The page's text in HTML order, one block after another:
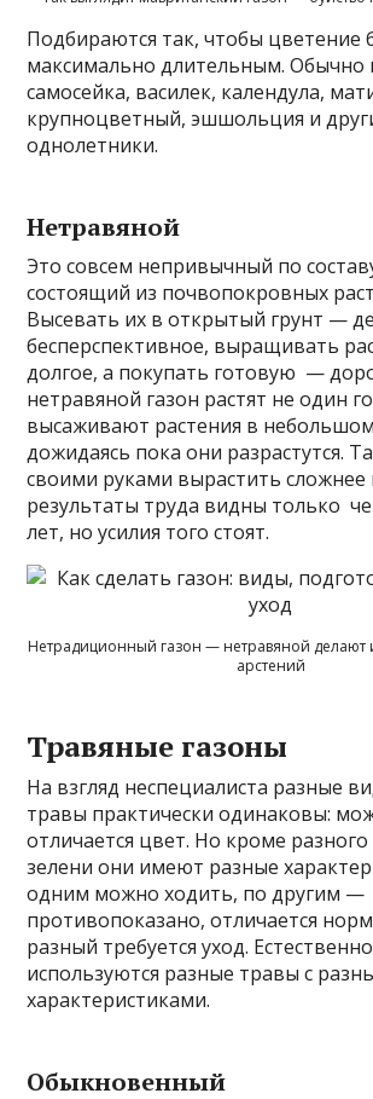
Подбираются так, чтобы цветение
максимально длительным. Обычно
самосейка, василек, календула,
крупноцветный, эшшольция и
однолетники.
Нетравяной
Это совсем непривычный по
состоящий из почвопокровных
Высевать их в открытый грунт —
бесперспективное, выращивать
долгое, а покупать готовую —
нетравяной газон растят не один
высаживают растения в
дожидаясь пока они разрастутся.
своими руками вырастить сложнее
результаты труда видны только
лет, но усилия того стоят.
Нетрадиционный газон — нетравяной делают
арстений
Травяные газоны
На взгляд неспециалиста разные
травы практически одинаковы:
отличается цвет. Но кроме разного
зелени они имеют разные
одним можно ходить, по другим —
противопоказано, отличается
разный требуется уход.
используются разные травы с
характеристиками.
Обыкновенный